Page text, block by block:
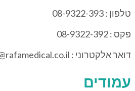
טלפון : 08-9322-393
פקס : 08-9322-392
דואר אלקטרוני : info@rafamedical.co.il
עמודים